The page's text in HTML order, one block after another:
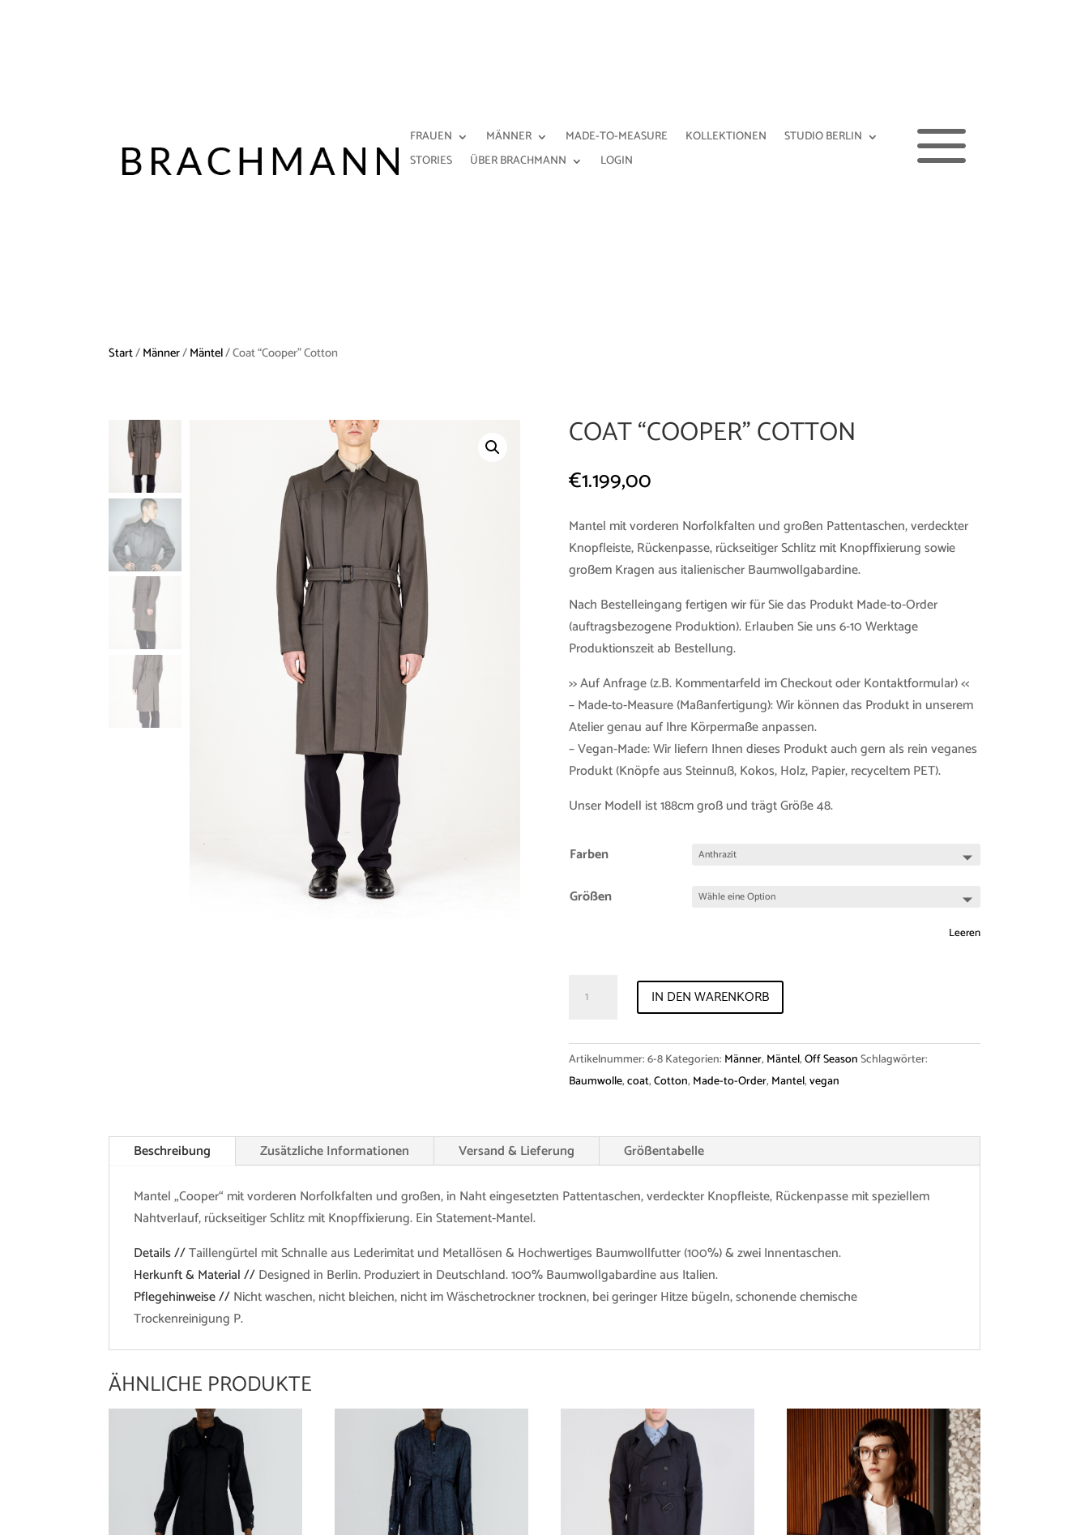
FRAUEN MÄNNER MADE-TO-MEASURE KOLLEKTIONEN
STUDIO BERLIN
STORIES
ÜBER BRACHMANN LOGIN a
Start/Männer/Mäntel/ Coat “Cooper” Cotton
COAT “COOPER” COTTON
€1.199,00
Mantel mit vorderen Norfolkfalten und großen Pattentaschen, verdeckter
Knopfleiste, Rückenpasse, rückseitiger Schlitz mit Knopffixierung sowie
großem Kragen aus italienischer Baumwollgabardine.
Nach Bestelleingang fertigen wir für Sie das Produkt Made-to-Order
(auftragsbezogene Produktion). Erlauben Sie uns 6-10 Werktage
Produktionszeit ab Bestellung.
>> Auf Anfrage (z.B. Kommentarfeld im Checkout oder Kontaktformular) <<
– Made-to-Measure (Maßanfertigung): Wir können das Produkt in unserem
Atelier genau auf Ihre Körpermaße anpassen.
– Vegan-Made: Wir liefern Ihnen dieses Produkt auch gern als rein veganes
Produkt (Knöpfe aus Steinnuß, Kokos, Holz, Papier, recyceltem PET).
Unser Modell ist 188cm groß und trägt Größe 48.
Farben
Größen
Leeren
"Cooper"
Menge
IN DEN WARENKORB
Artikelnummer:6-8Kategorien: Männer, Mäntel,Off SeasonSchlagwörter:
Baumwolle,coat,Cotton, Made-to-Order, Mantel,vegan
Beschreibung Zusätzliche Informationen Versand & Lieferung Größentabelle
Mantel „Cooper“ mit vorderen Norfolkfalten und großen, in Naht eingesetzten Pattentaschen, verdeckter Knopfleiste, Rückenpasse mit speziellem
Nahtverlauf, rückseitiger Schlitz mit Knopffixierung. Ein Statement-Mantel.
Details //Taillengürtel mit Schnalle aus Lederimitat und Metallösen & Hochwertiges Baumwollfutter (100%) & zwei Innentaschen.
Herkunft & Material //Designed in Berlin. Produziert in Deutschland. 100% Baumwollgabardine aus Italien.
Pflegehinweise //Nicht waschen, nicht bleichen, nicht im Wäschetrockner trocknen, bei geringer Hitze bügeln, schonende chemische
Trockenreinigung P.
ÄHNLICHE PRODUKTE